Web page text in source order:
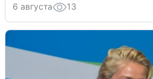
6 августа 13